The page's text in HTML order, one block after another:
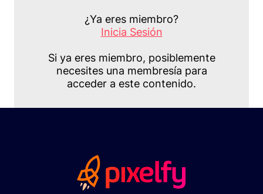
¿Ya eres miembro?
Inicia Sesión
Si ya eres miembro, posiblemente
necesites una membresía para
acceder a este contenido.